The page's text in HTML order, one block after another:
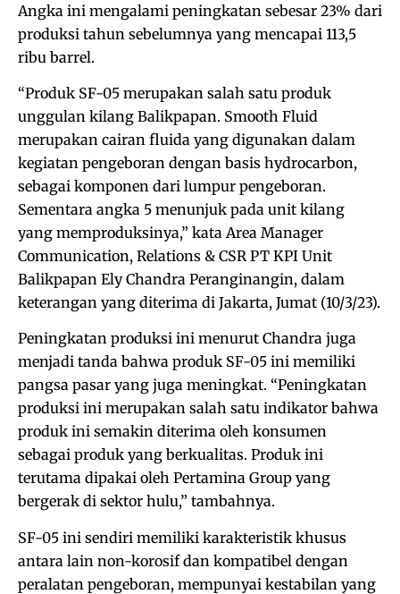
Angka ini mengalami peningkatan sebesar 23% dari
produksi tahun sebelumnya yang mencapai 113,5
ribu barrel.
“Produk SF-05 merupakan salah satu produk
unggulan kilang Balikpapan. Smooth Fluid
merupakan cairan fluida yang digunakan dalam
kegiatan pengeboran dengan basis hydrocarbon,
sebagai komponen dari lumpur pengeboran.
Sementara angka 5 menunjuk pada unit kilang
yang memproduksinya,” kata Area Manager
Communication, Relations & CSR PT KPI Unit
Balikpapan Ely Chandra Peranginangin, dalam
keterangan yang diterima di Jakarta, Jumat (10/3/23).
Peningkatan produksi ini menurut Chandra juga
menjadi tanda bahwa produk SF-05 ini memiliki
pangsa pasar yang juga meningkat. “Peningkatan
produksi ini merupakan salah satu indikator bahwa
produk ini semakin diterima oleh konsumen
sebagai produk yang berkualitas. Produk ini
terutama dipakai oleh Pertamina Group yang
bergerak di sektor hulu,” tambahnya.
SF-05 ini sendiri memiliki karakteristik khusus
antara lain non-korosif dan kompatibel dengan
peralatan pengeboran, mempunyai kestabilan yang